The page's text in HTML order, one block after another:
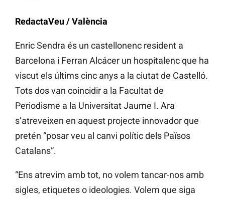
RedactaVeu / València
Enric Sendra és un castellonenc resident a
Barcelona i Ferran Alcácer un hospitalenc que ha
viscut els últims cinc anys a la ciutat de Castelló.
Tots dos van coincidir a la Facultat de
Periodisme a la Universitat Jaume I. Ara
s’atreveixen en aquest projecte innovador que
pretén “posar veu al canvi polític dels Països
Catalans”.
“Ens atrevim amb tot, no volem tancar-nos amb
sigles, etiquetes o ideologies. Volem que siga